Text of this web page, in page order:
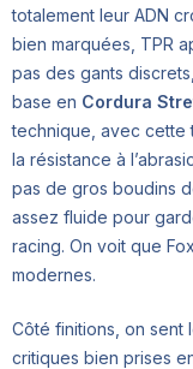
totalement leur ADN
bien marquées, TPR
pas des gants
base en Cordura
technique, avec cette
la résistance à
pas de gros boudins
assez fluide pour
racing. On voit que
modernes.
Côté finitions, on sent
critiques bien prises